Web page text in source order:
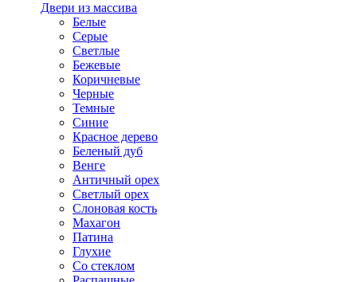
Двери из массива
Белые
Серые
Светлые
Бежевые
Коричневые
Черные
Темные
Синие
Красное дерево
Беленый дуб
Венге
Античный орех
Светлый орех
Слоновая кость
Махагон
Патина
Глухие
Со стеклом